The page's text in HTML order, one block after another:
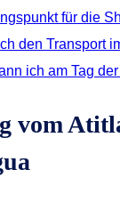
für die
den Transport
ich am Tag
vom